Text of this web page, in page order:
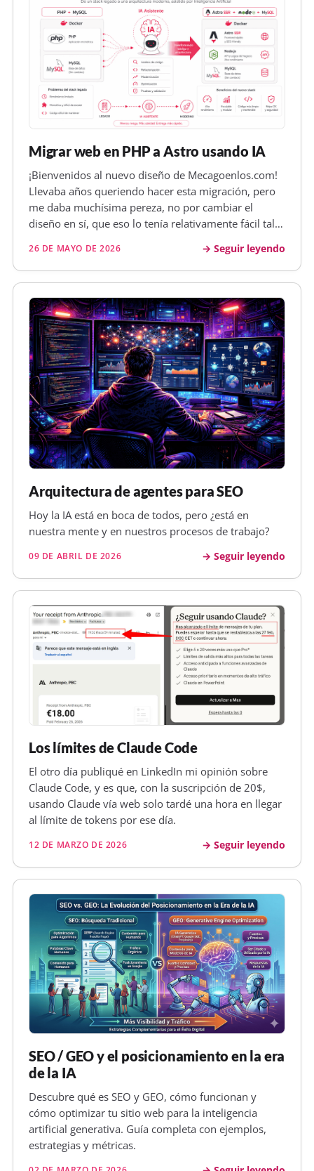
Migrar web en PHP a Astro usando IA
¡Bienvenidos al nuevo diseño de Mecagoenlos.com!
Llevaba años queriendo hacer esta migración, pero
me daba muchísima pereza, no por cambiar el
diseño en sí, que eso lo tenía relativamente fácil tal
sino por todas las excepciones que tenía para
muchos, muchos experiment…
26 DE MAYO DE 2026 Seguir leyendo
Arquitectura de agentes para SEO
Hoy la IA está en boca de todos, pero ¿está en
nuestra mente y en nuestros procesos de trabajo?
09 DE ABRIL DE 2026 Seguir leyendo
Los límites de Claude Code
El otro día publiqué en LinkedIn mi opinión sobre
Claude Code, y es que, con la suscripción de 20$,
usando Claude vía web solo tardé una hora en llegar
al límite de tokens por ese día.
12 DE MARZO DE 2026 Seguir leyendo
SEO / GEO y el posicionamiento en la era
de la IA
Descubre qué es SEO y GEO, cómo funcionan y
cómo optimizar tu sitio web para la inteligencia
artificial generativa. Guía completa con ejemplos,
estrategias y métricas.